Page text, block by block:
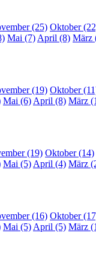
(25) Oktober
Mai (7) April (8) März
(19) Oktober
Mai (6) April (8) März
(19) Oktober (14)
Mai (5) April (4) März
(16) Oktober
Mai (5) April (5) März